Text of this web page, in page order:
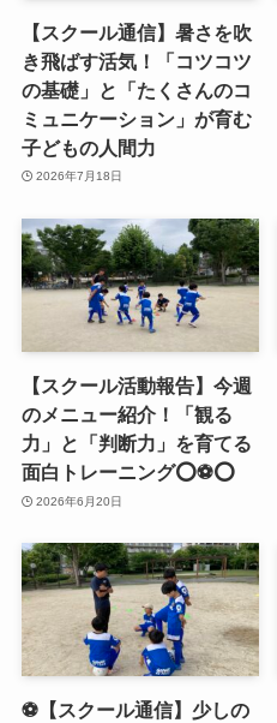
【スクール通信】暑さを吹
き飛ばす活気！「コツコツ
の基礎」と「たくさんのコ
ミュニケーション」が育む
子どもの人間力
2026年7月18日
【スクール活動報告】今週
のメニュー紹介！「観る
力」と「判断力」を育てる
面白トレーニング⭕️⚽️⭕️
2026年6月20日
⚽️【スクール通信】少しの